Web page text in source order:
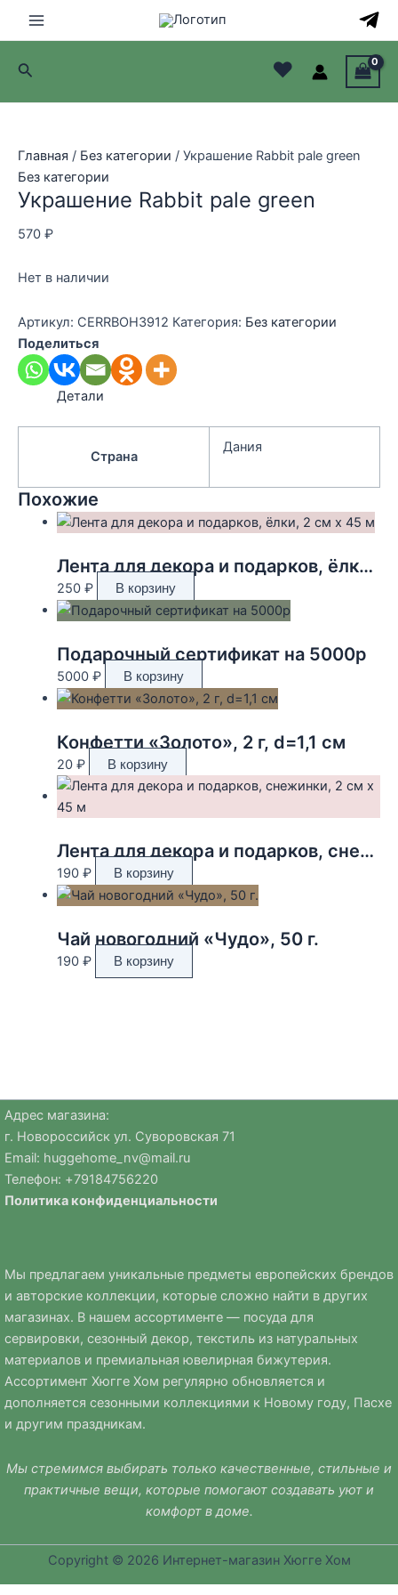
Main
Menu
Поиск ♥
Главная / Без категории / Украшение Rabbit pale green
Без категории
Украшение Rabbit pale green
570 ₽
Нет в наличии
Артикул: CERRBOH3912 Категория: Без категории
Поделиться
Детали
Страна
Дания
Похожие
Лента для декора и подарков, ёлки, 2 см х 45 м
250 ₽ В корзину
Подарочный сертификат на 5000р
5000 ₽ В корзину
Конфетти «Золото», 2 г, d=1,1 см
20 ₽ В корзину
Лента для декора и подарков, снежинки, 2 см х 45 м
190 ₽ В корзину
Чай новогодний «Чудо», 50 г.
190 ₽ В корзину
Адрес магазина:
г. Новороссийск ул. Суворовская 71
Email: huggehome_nv@mail.ru
Телефон: +79184756220
Политика конфиденциальности
Мы предлагаем уникальные предметы европейских брендов
и авторские коллекции, которые сложно найти в других
магазинах. В нашем ассортименте — посуда для
сервировки, сезонный декор, текстиль из натуральных
материалов и премиальная ювелирная бижутерия.
Ассортимент Хюгге Хом регулярно обновляется и
дополняется сезонными коллекциями к Новому году, Пасхе
и другим праздникам.
Мы стремимся выбирать только качественные, стильные и
практичные вещи, которые помогают создавать уют и
комфорт в доме.
Copyright © 2026 Интернет-магазин Хюгге Хом